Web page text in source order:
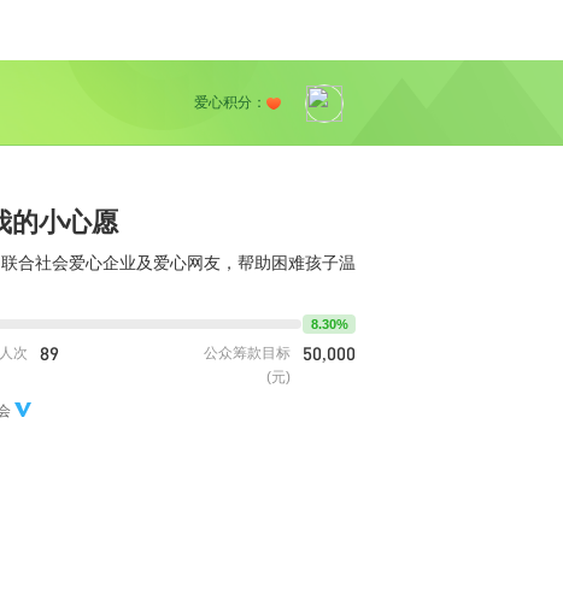
爱心积分：
的小心愿
合社会爱心企业及爱心网友，帮助困难孩子温
8.30%
次 89
公众筹款目标
(元)
50,000